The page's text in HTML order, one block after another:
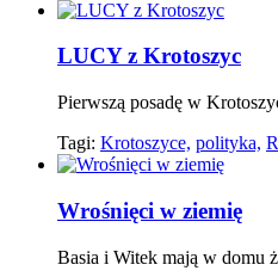
LUCY z Krotoszyc
Pierwszą posadę w
Tagi: Krotoszyce, polityka,
Wrośnięci w ziemię
Basia i Witek mają w domu